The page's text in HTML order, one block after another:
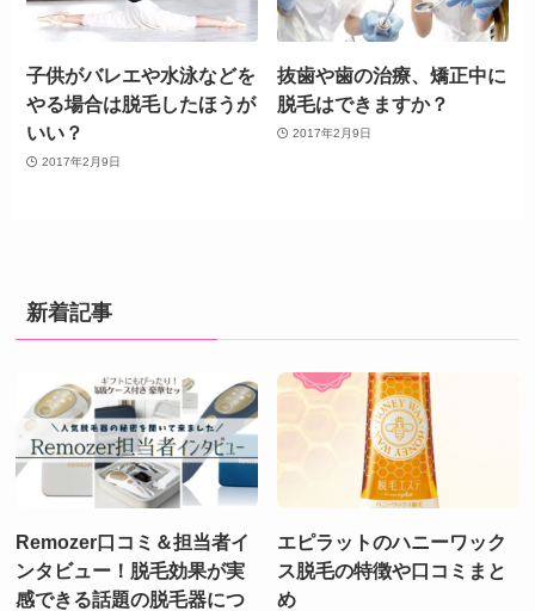
子供がバレエや水泳などを
やる場合は脱毛したほうが
いい？
2017年2月9日
抜歯や歯の治療、矯正中に
脱毛はできますか？
2017年2月9日
新着記事
Remozer口コミ＆担当者イ
ンタビュー！脱毛効果が実
感できる話題の脱毛器につ
エピラットのハニーワック
ス脱毛の特徴や口コミまと
め